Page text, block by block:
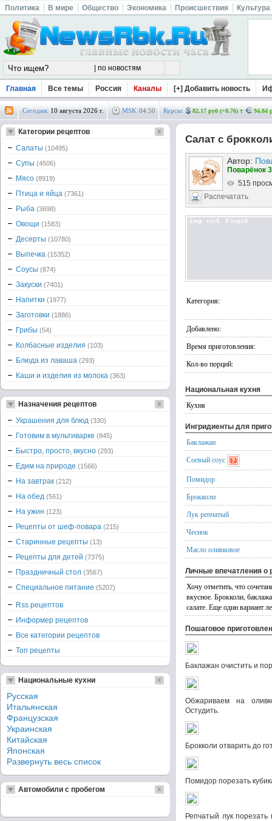
Политика В мире Общество Экономика Происшествия Культура
Главная Все темы Россия Каналы [+] Добавить новость
Сегодня: 10 августа 2026 г. MSK 04:50 Курсы: 82.17 руб (+0.76) 94.84
Салат с
Автор:
Поварёнок
515
Распечатать
Категория:
Добавлено:
Время приготовления:
Кол-во порций:
Национальная кухня
Кухня
Ингридиенты для
Баклажан
Соевый соус
Помидор
Брокколи
Лук репчатый
Чеснок
Масло оливковое
Личные впечатления о
Хочу отметить, что
вкусное. Брокколи,
салате. Еще один вариант
Пошаговое
Баклажан очистить и
Обжариваем на
Остудить.
Брокколи отварить до
Помидор порезать
Репчатый лук
Категории рецептов
Салаты (10495)
Супы (4506)
Мясо (8919)
Птица и яйца (7361)
Рыба (3698)
Овощи (1583)
Десерты (10780)
Выпечка (15352)
Соусы (874)
Закуски (7401)
Напитки (1977)
Заготовки (1886)
Грибы (54)
Колбасные изделия (103)
Блюда из лаваша (293)
Каши и изделия из молока (363)
Назначения рецептов
Украшения для блюд (330)
Готовим в мультиварке (845)
Быстро, просто, вкусно (293)
Едим на природе (1566)
На завтрак (212)
На обед (561)
На ужин (123)
Рецепты от шеф-повара (215)
Старинные рецепты (13)
Рецепты для детей (7375)
Праздничный стол (3567)
Специальное питание (5207)
Rss рецептов
Информер рецептов
Все категории рецептов
Топ рецепты
Национальные кухни
Русская
Итальянская
Французская
Украинская
Китайская
Японская
Развернуть весь список
Автомобили с пробегом